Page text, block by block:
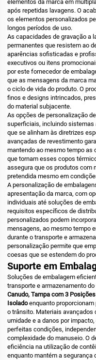
elementos da marca em
após repetidas lavagens. O
os elementos personalizados
longos períodos de uso.
As capacidades de gravação a
permanentes que resistem ao
aparências sofisticadas e
executivos ou itens
por este fornecedor de
que as mensagens da marca
o ciclo de vida do produto. O
finos e designs intrincados,
do material subjacente.
As opções de personalização
superficiais, incluindo sistemas
que se alinham às diretrizes
avançadas de revestimento
mantendo ao mesmo tempo
que tornam esses copos
assegura que os produtos com
pretendida mesmo em
A personalização de
apresentação da marca, com
individuais até soluções de
requisitos específicos de
personalizados podem
mensagens, ao mesmo tempo
durante o transporte e
personalização permite que
coesas que se estendem do
Suporte em
Soluções de embalagem
transporte e armazenamento do
Canudo, Tampa com 3
Isoladoenquanto
o trânsito. Materiais
umidade e a danos por
perfeitas condições,
complexidade do manuseio. O
eficiência na utilização de
enquanto mantém a segurança